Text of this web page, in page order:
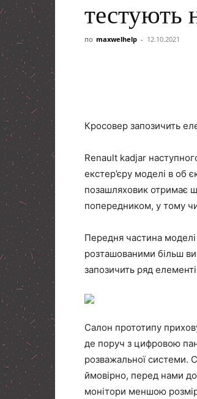
тестують
по maxwelhelp - 12.10.2021
Кросовер запозичить
Renault kadjar
екстер’єру моделі в об
позашляховик отримає
попередником, у тому
Передня частина
розташованими більш
запозичить ряд
Салон прототипу
де поруч з цифровою
розважальної системи.
ймовірно, перед нами
монітори меншою